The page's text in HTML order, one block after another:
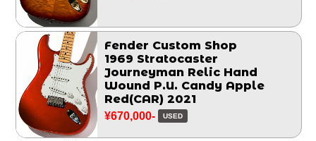
Fender Custom Shop
1969 Stratocaster
Journeyman Relic Hand
Wound P.U. Candy Apple
Red(CAR) 2021
¥670,000- USED